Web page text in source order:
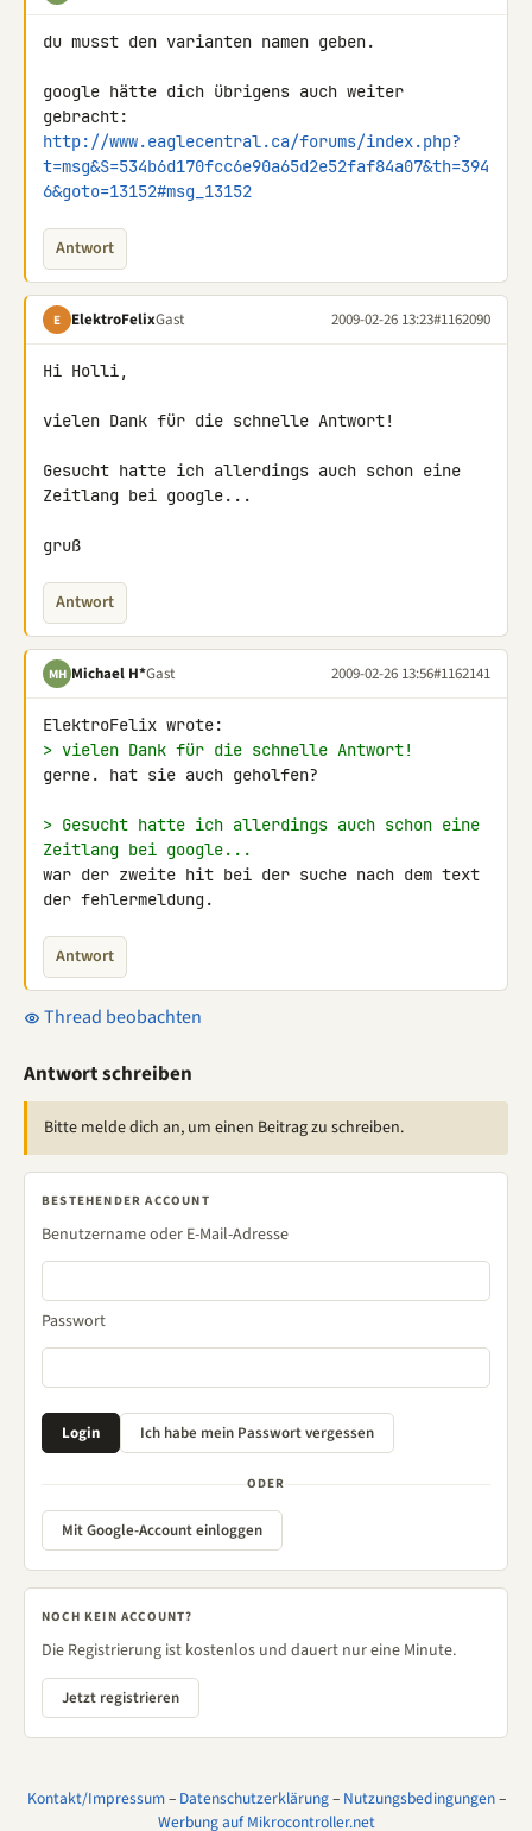
du musst den varianten namen geben.
google hätte dich übrigens auch weiter
http://www.eaglecentral.ca/forums/index.php?
t=msg&S=534b6d170fcc6e90a65d2e52faf84a07&th=394
6&goto=13152#msg_13152
Antwort
E ElektroFelixGast 2009-02-26 13:23#1162090
Hi Holli,
vielen Dank für die schnelle Antwort!
Gesucht hatte ich allerdings auch schon eine
Zeitlang bei google...
gruß
Antwort
MH Michael H*Gast 2009-02-26 13:56#1162141
> vielen Dank für die schnelle Antwort!
gerne. hat sie auch geholfen?
> Gesucht hatte ich allerdings auch schon eine
Zeitlang bei google...
war der zweite hit bei der suche nach dem text
der fehlermeldung.
Antwort
Thread beobachten
Antwort schreiben
Bitte melde dich an, um einen Beitrag zu schreiben.
BESTEHENDER ACCOUNT
Benutzername oder E-Mail-Adresse
Passwort
ODER
Mit Google-Account einloggen
NOCH KEIN ACCOUNT?
Die Registrierung ist kostenlos und dauert nur eine Minute.
Jetzt registrieren
Kontakt/Impressum– Datenschutzerklärung– Nutzungsbedingungen–
Werbung auf Mikrocontroller.net